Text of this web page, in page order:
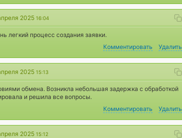
2025 16:04
легкий процесс создания заявки.
Комментировать
Удалить
2025 15:13
обмена. Возникла небольшая задержка с обработкой
и решила все вопросы.
Комментировать
Удалить
2025 15:12